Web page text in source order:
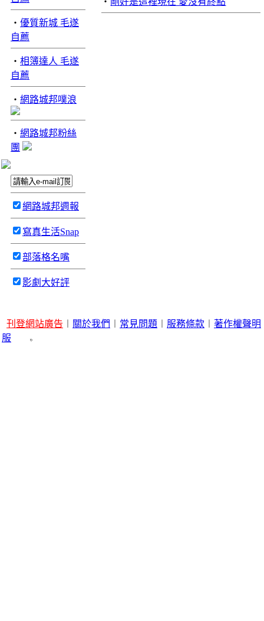
‧ 優質新城 毛遂
自薦
‧ 相簿達人 毛遂
自薦
‧ 網路城邦噗浪
‧ 網路城邦粉絲
團
網路城邦週報
寫真生活Snap
部落格名嘴
影劇大好評
刊登網站廣告 關於我們 常見問題 服務條款 著作權聲明
服